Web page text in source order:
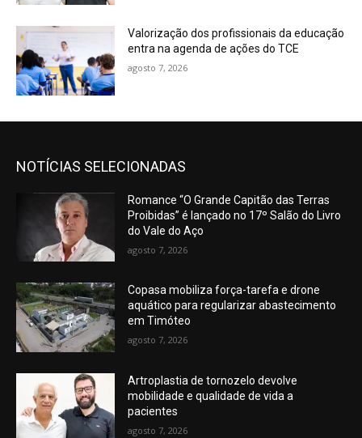
Valorização dos profissionais da educação
entra na agenda de ações do TCE
agosto 7, 2026
NOTÍCIAS SELECIONADAS
Romance “O Grande Capitão das Terras
Proibidas” é lançado no 17º Salão do Livro
do Vale do Aço
agosto 7, 2026
Copasa mobiliza força-tarefa e drone
aquático para regularizar abastecimento
em Timóteo
agosto 7, 2026
Artroplastia de tornozelo devolve
mobilidade e qualidade de vida a
pacientes
agosto 7, 2026